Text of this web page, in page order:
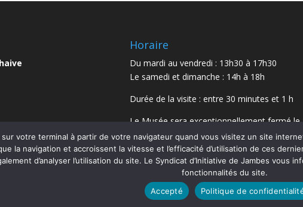
Horaire
Du mardi au vendredi : 13h30 à 17h30
Le samedi et dimanche : 14h à 18h
Durée de la visite : entre 30 minutes et 1 h
Le Musée sera exceptionnellement fermé le
juillet et le 15 août 2026.
votre terminal à partir de votre navigateur quand vous visitez un site
la navigation et accroissent la vitesse et l’efficacité d’utilisation de ces
d’analyser l’utilisation du site. Le Syndicat d’Initiative de Jambes
fonctionnalités du site.
Accepté
Politique de